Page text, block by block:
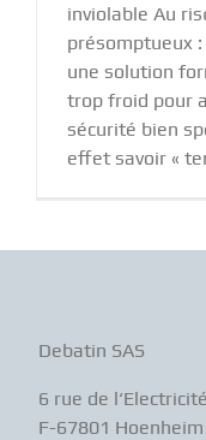
inviolable Au
présomptueux
une solution
trop froid pour
sécurité bien
effet savoir «
Debatin SAS
6 rue de
F-67801 Hoenheim